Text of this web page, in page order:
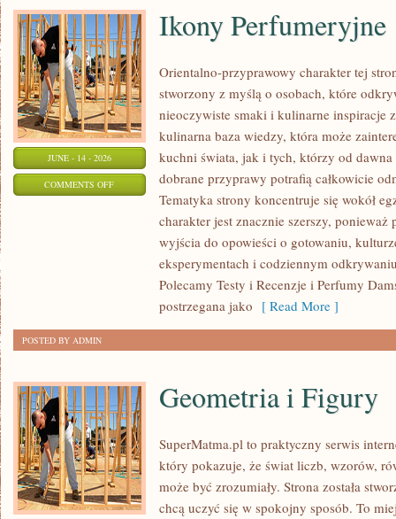
JUNE - 14 - 2026
COMMENTS OFFON
PERFUMERYJNE
Ikony Perfumeryjne
Orientalno-przyprawowy charakter tej
stworzony z myślą o osobach, które
nieoczywiste smaki i kulinarne inspiracje
kulinarna baza wiedzy, która może
kuchni świata, jak i tych, którzy od
dobrane przyprawy potrafią całkowicie
Tematyka strony koncentruje się wokół
charakter jest znacznie szerszy,
wyjścia do opowieści o gotowaniu,
eksperymentach i codziennym
Polecamy Testy i Recenzje i Perfumy
postrzegana jako [ Read More ]
POSTED BY ADMIN
Geometria i Figury
SuperMatma.pl to praktyczny serwis
który pokazuje, że świat liczb, wzorów,
może być zrozumiały. Strona została
chcą uczyć się w spokojny sposób. To